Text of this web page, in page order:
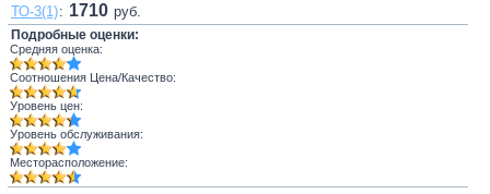
ТО-3(1): 1710 руб.
Подробные оценки:
Средняя оценка:
Соотношения Цена/Качество:
Уровень цен:
Уровень обслуживания:
Месторасположение: